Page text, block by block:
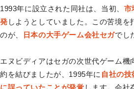
1993年に設立された同社は、当初、 市
発 しようとしていました。この苦境を
のが、
日本の大手ゲーム会社セガでし
エヌビディアはセガの次世代ゲーム機
約を結びましたが、1995年に 自社の